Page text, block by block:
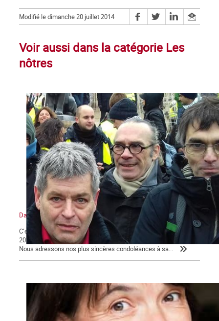
Modifié le dimanche 20 juillet 2014
Voir aussi dans la catégorie Les
nôtres
Daniel Petri (1960-2021) : un militant trotskyste
C’est avec tristesse que nous avons appris, ce dimanche 29 août
2021, le décès de Daniel Petri à son domicile à l’âge de 61 ans.
Nous adressons nos plus sincères condoléances à sa...